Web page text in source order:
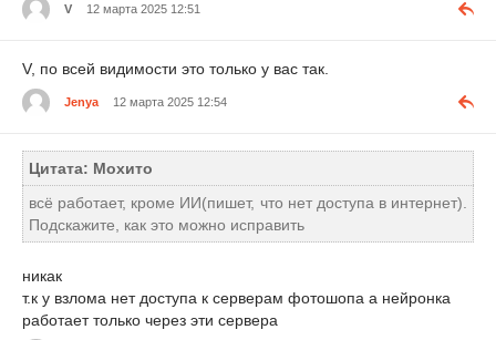
V 12 марта 2025 12:51
V, по всей видимости это только у вас так.
Jenya 12 марта 2025 12:54
Цитата: Мохито
всё работает, кроме ИИ(пишет, что нет доступа в интернет).
Подскажите, как это можно исправить
никак
т.к у взлома нет доступа к серверам фотошопа а нейронка
работает только через эти сервера